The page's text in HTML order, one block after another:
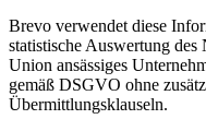
Brevo verwendet diese
statistische Auswertung
Union ansässiges
gemäß DSGVO ohne
Übermittlungsklauseln.